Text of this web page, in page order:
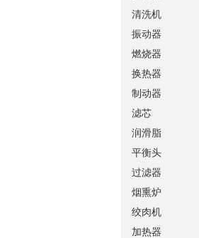
清洗机
振动器
燃烧器
换热器
制动器
滤芯
润滑脂
平衡头
过滤器
烟熏炉
绞肉机
加热器